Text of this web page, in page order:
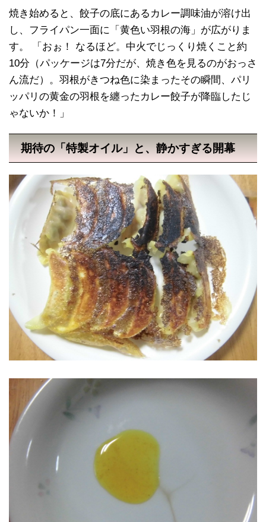
焼き始めると、餃子の底にあるカレー調味油が溶け出
し、フライパン一面に「黄色い羽根の海」が広がりま
す。 「おぉ！ なるほど。中火でじっくり焼くこと約
10分（パッケージは7分だが、焼き色を見るのがおっさ
ん流だ）。羽根がきつね色に染まったその瞬間、パリ
ッパリの黄金の羽根を纏ったカレー餃子が降臨したじ
ゃないか！」
期待の「特製オイル」と、静かすぎる開幕